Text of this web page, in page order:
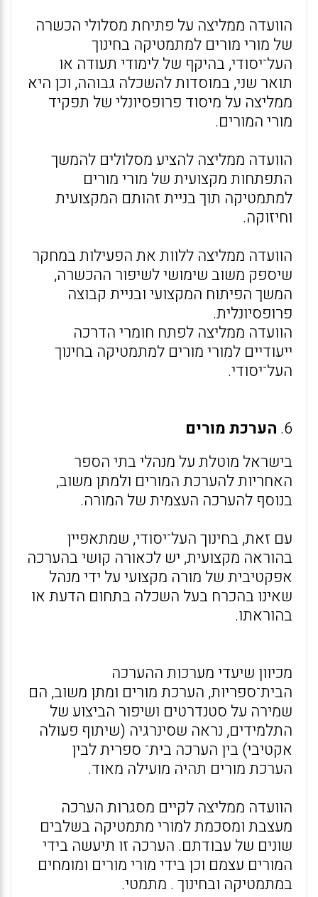
הוועדה ממליצה על פתיחת מסלולי הכשרה
של מורי מורים למתמטיקה בחינוך
העל־יסודי, בהיקף של לימודי תעודה או
תואר שני, במוסדות להשכלה גבוהה, וכן היא
ממליצה על מיסוד פרופסיונלי של תפקיד
מורי המורים.
הוועדה ממליצה להציע מסלולים להמשך
התפתחות מקצועית של מורי מורים
למתמטיקה תוך בניית זהותם המקצועית
וחיזוקה.
הוועדה ממליצה ללוות את הפעילות במחקר
שיספק משוב שימושי לשיפור ההכשרה,
המשך הפיתוח המקצועי ובניית קבוצה
פרופסיונלית.
הוועדה ממליצה לפתח חומרי הדרכה
ייעודיים למורי מורים למתמטיקה בחינוך
העל־יסודי.
6. הערכת מורים
בישראל מוטלת על מנהלי בתי הספר
האחריות להערכת המורים ולמתן משוב,
בנוסף להערכה העצמית של המורה.
עם זאת, בחינוך העל־יסודי, שמתאפיין
בהוראה מקצועית, יש לכאורה קושי בהערכה
אפקטיבית של מורה מקצועי על ידי מנהל
שאינו בהכרח בעל השכלה בתחום הדעת או
בהוראתו.
מכיוון שיעדי מערכות ההערכה
הבית־ספריות, הערכת מורים ומתן משוב, הם
שמירה על סטנדרטים ושיפור הביצוע של
התלמידים, נראה שסינרגיה (שיתוף פעולה
אקטיבי) בין הערכה בית־ ספרית לבין
הערכת מורים תהיה מועילה מאוד.
הוועדה ממליצה לקיים מסגרות הערכה
מעצבת ומסכמת למורי מתמטיקה בשלבים
שונים של עבודתם. הערכה זו תיעשה בידי
המורים עצמם וכן בידי מורי מורים ומומחים
במתמטיקה ובחינוך . מתמטי.